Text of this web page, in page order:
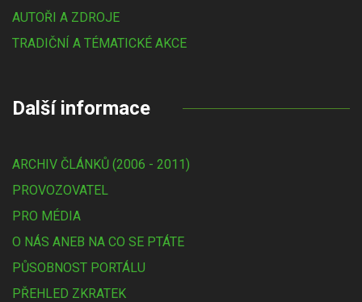
AUTOŘI A ZDROJE
TRADIČNÍ A TÉMATICKÉ AKCE
Další informace
ARCHIV ČLÁNKŮ (2006 - 2011)
PROVOZOVATEL
PRO MÉDIA
O NÁS ANEB NA CO SE PTÁTE
PŮSOBNOST PORTÁLU
PŘEHLED ZKRATEK